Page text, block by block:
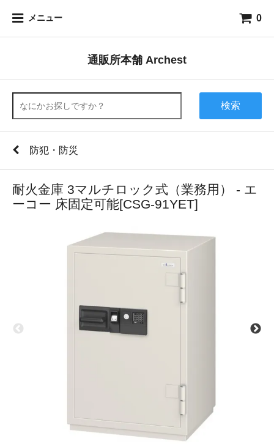
メニュー 0
通販所本舗 Archest
検索
防犯・防災
耐火金庫 3マルチロック式（業務用） - エ
ーコー 床固定可能[CSG-91YET]